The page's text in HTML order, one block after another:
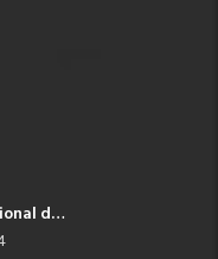
5º Salão Internacional de Impressão, Imagem, Comunicação Digital e Têxtil Promocional